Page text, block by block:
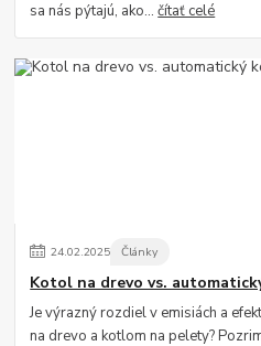
sa nás pýtajú, ako...čítať celé
24.02.2025 Články
Kotol na drevo vs.
Je výrazný rozdiel v emisiách a
na drevo a kotlom na pelety?